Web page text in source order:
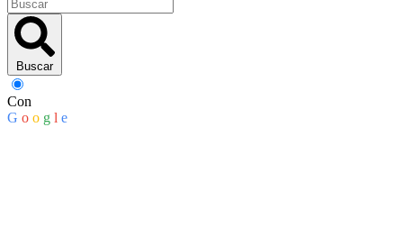
Buscar
Con
G o o g l e